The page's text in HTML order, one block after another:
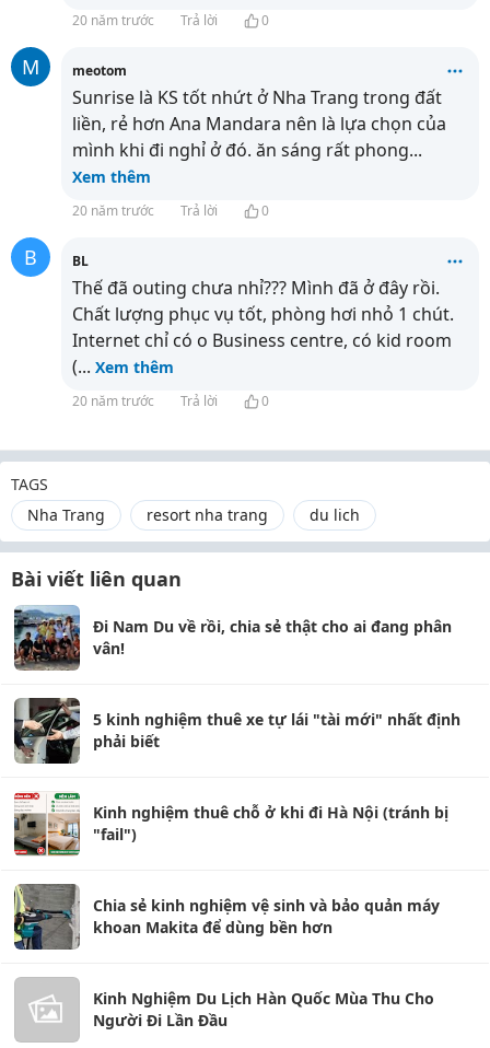
20 năm trước Trả lời 0
M meotom
Sunrise là KS tốt nhứt ở Nha Trang trong đất
liền, rẻ hơn Ana Mandara nên là lựa chọn của
mình khi đi nghỉ ở đó. ăn sáng rất phong...
Xem thêm
20 năm trước Trả lời 0
B BL
Thế đã outing chưa nhỉ??? Mình đã ở đây rồi.
Chất lượng phục vụ tốt, phòng hơi nhỏ 1 chút.
Internet chỉ có o Business centre, có kid room
(... Xem thêm
20 năm trước Trả lời 0
TAGS
Nha Trang
resort nha trang du lich
Bài viết liên quan
Đi Nam Du về rồi, chia sẻ thật cho ai đang phân
vân!
5 kinh nghiệm thuê xe tự lái "tài mới" nhất định
phải biết
Kinh nghiệm thuê chỗ ở khi đi Hà Nội (tránh bị
"fail")
Chia sẻ kinh nghiệm vệ sinh và bảo quản máy
khoan Makita để dùng bền hơn
Kinh Nghiệm Du Lịch Hàn Quốc Mùa Thu Cho
Người Đi Lần Đầu